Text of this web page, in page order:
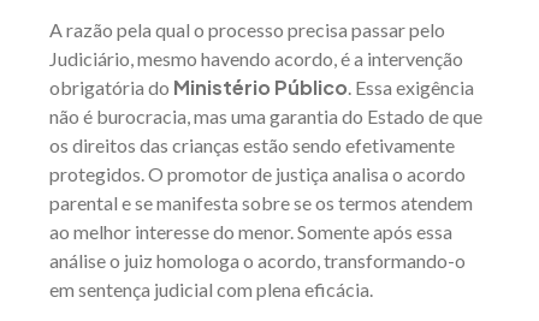
A razão pela qual o processo precisa passar pelo
Judiciário, mesmo havendo acordo, é a intervenção
obrigatória do Ministério Público . Essa exigência
não é burocracia, mas uma garantia do Estado de que
os direitos das crianças estão sendo efetivamente
protegidos. O promotor de justiça analisa o acordo
parental e se manifesta sobre se os termos atendem
ao melhor interesse do menor. Somente após essa
análise o juiz homologa o acordo, transformando-o
em sentença judicial com plena eficácia.